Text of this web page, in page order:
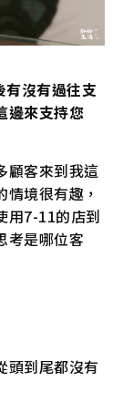
有沒有過往支
邊來支持您
顧客來到我這
境很有趣，
用7-11的店到
考是哪位客
頭到尾都沒有